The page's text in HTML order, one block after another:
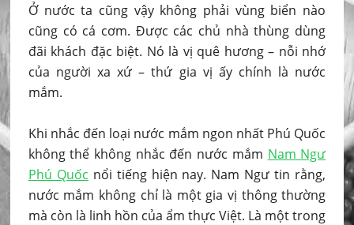
Ở nước ta cũng vậy không phải vùng biển nào
cũng có cá cơm. Ðược các chủ nhà thùng dùng
đãi khách đặc biệt. Nó là vị quê hương – nỗi nhớ
của người xa xứ – thứ gia vị ấy chính là nước
mắm.
Khi nhắc đến loại nước mắm ngon nhất Phú Quốc
không thể không nhắc đến nước mắm Nam Ngư
Phú Quốc nổi tiếng hiện nay. Nam Ngư tin rằng,
nước mắm không chỉ là một gia vị thông thường
mà còn là linh hồn của ẩm thực Việt. Là một trong